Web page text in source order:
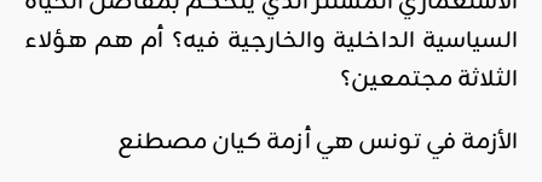
السياسية الداخلية والخارجية فيه؟ أم هم هؤلاء
الثلاثة مجتمعين؟
الأزمة في تونس هي أزمة كيان مصطنع